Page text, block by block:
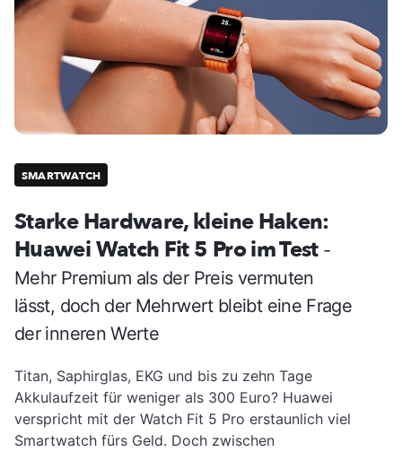
SMARTWATCH
Starke Hardware, kleine Haken:
Huawei Watch Fit 5 Pro im Test -
Mehr Premium als der Preis vermuten
lässt, doch der Mehrwert bleibt eine Frage
der inneren Werte
Titan, Saphirglas, EKG und bis zu zehn Tage
Akkulaufzeit für weniger als 300 Euro? Huawei
verspricht mit der Watch Fit 5 Pro erstaunlich viel
Smartwatch fürs Geld. Doch zwischen